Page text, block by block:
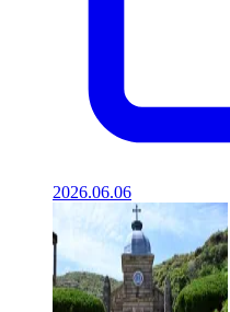
2026.06.06